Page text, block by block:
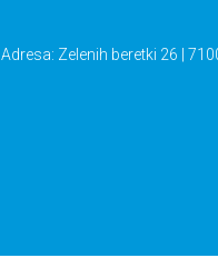
Adresa: Zelenih beretki 26 |